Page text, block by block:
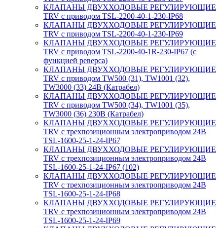
КЛАПАНЫ ДВУХХОДОВЫЕ РЕГУЛИРУЮЩИЕ
TRV с приводом TSL-2200-40-1-230-IP68
КЛАПАНЫ ДВУХХОДОВЫЕ РЕГУЛИРУЮЩИЕ
TRV с приводом TSL-2200-40-1-230-IP69
КЛАПАНЫ ДВУХХОДОВЫЕ РЕГУЛИРУЮЩИЕ
TRV с приводом TSL-2200-40-1R-230-IP67 (с
функцией реверса)
КЛАПАНЫ ДВУХХОДОВЫЕ РЕГУЛИРУЮЩИЕ
TRV с приводом TW500 (31), TW1001 (32),
TW3000 (33) 24В (Катрабел)
КЛАПАНЫ ДВУХХОДОВЫЕ РЕГУЛИРУЮЩИЕ
TRV с приводом TW500 (34), TW1001 (35),
TW3000 (36) 230В (Катрабел)
КЛАПАНЫ ДВУХХОДОВЫЕ РЕГУЛИРУЮЩИЕ
TRV с трехпозиционным электроприводом 24В
TSL-1600-25-1-24-IP67
КЛАПАНЫ ДВУХХОДОВЫЕ РЕГУЛИРУЮЩИЕ
TRV с трехпозиционным электроприводом 24В
TSL-1600-25-1-24-IP67 (102)
КЛАПАНЫ ДВУХХОДОВЫЕ РЕГУЛИРУЮЩИЕ
TRV с трехпозиционным электроприводом 24В
TSL-1600-25-1-24-IP68
КЛАПАНЫ ДВУХХОДОВЫЕ РЕГУЛИРУЮЩИЕ
TRV с трехпозиционным электроприводом 24В
TSL-1600-25-1-24-IP69